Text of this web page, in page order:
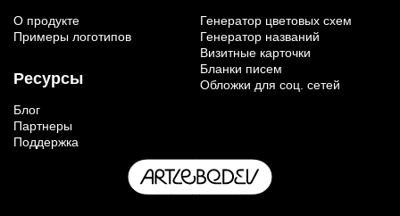
О продукте
Примеры логотипов
Ресурсы
Блог
Партнеры
Поддержка
Генератор цветовых схем
Генератор названий
Визитные карточки
Бланки писем
Обложки для соц. сетей